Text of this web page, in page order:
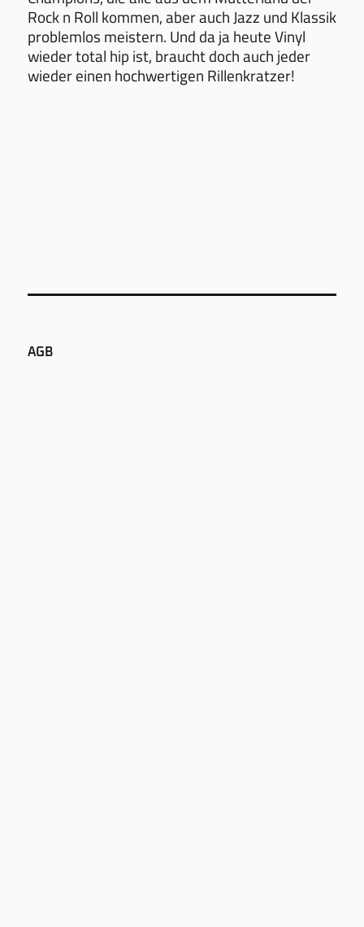
Rock n Roll kommen, aber auch Jazz und Klassik
problemlos meistern. Und da ja heute Vinyl
wieder total hip ist, braucht doch auch jeder
wieder einen hochwertigen Rillenkratzer!
AGB